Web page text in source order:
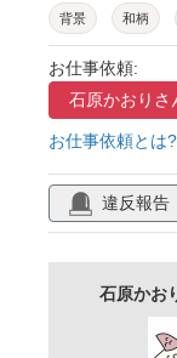
背景 和柄
飾り罫
バナー 新年
デザイン レ
スタイリッシュ
広告 素材
白背景 カラ
羽根つ
お仕事依頼:
石原かおりさ
お仕事依頼とは?
違反報告
石原かお